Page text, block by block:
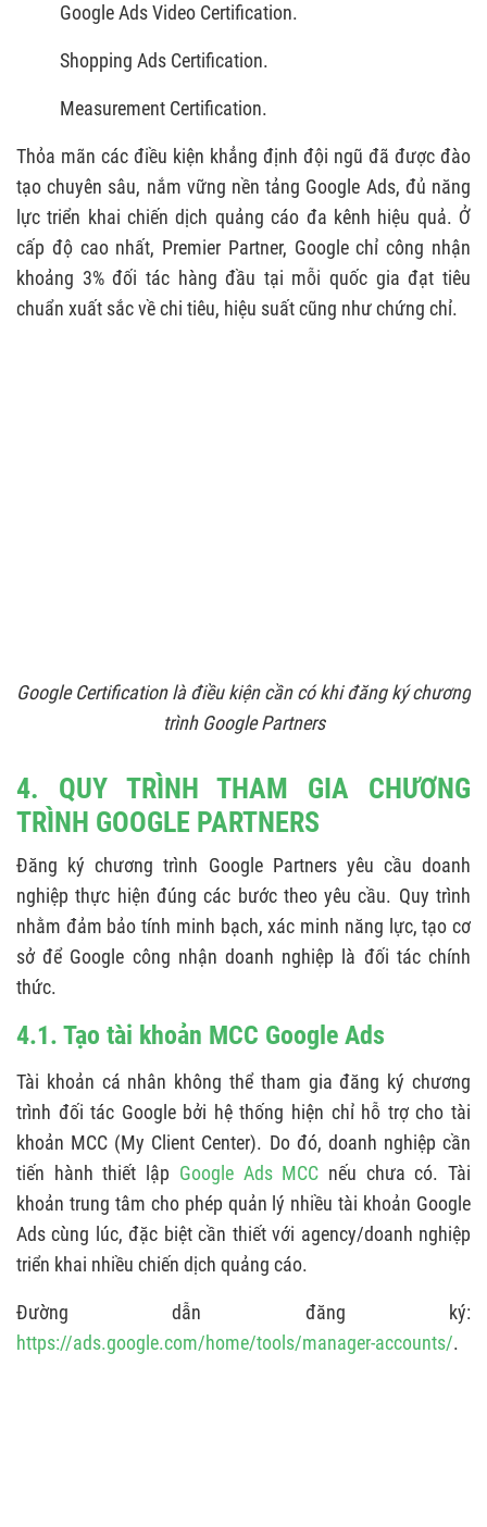
Google Ads Video Certification.
Shopping Ads Certification.
Measurement Certification.
Thỏa mãn các điều kiện khẳng định đội ngũ đã được đào
tạo chuyên sâu, nắm vững nền tảng Google Ads, đủ năng
lực triển khai chiến dịch quảng cáo đa kênh hiệu quả. Ở
cấp độ cao nhất, Premier Partner, Google chỉ công nhận
khoảng 3% đối tác hàng đầu tại mỗi quốc gia đạt tiêu
chuẩn xuất sắc về chi tiêu, hiệu suất cũng như chứng chỉ.
Google Certification là điều kiện cần có khi đăng ký chương
trình Google Partners
4. QUY TRÌNH THAM GIA CHƯƠNG
TRÌNH GOOGLE PARTNERS
Đăng ký chương trình Google Partners yêu cầu doanh
nghiệp thực hiện đúng các bước theo yêu cầu. Quy trình
nhằm đảm bảo tính minh bạch, xác minh năng lực, tạo cơ
sở để Google công nhận doanh nghiệp là đối tác chính
thức.
4.1. Tạo tài khoản MCC Google Ads
Tài khoản cá nhân không thể tham gia đăng ký chương
trình đối tác Google bởi hệ thống hiện chỉ hỗ trợ cho tài
khoản MCC (My Client Center). Do đó, doanh nghiệp cần
tiến hành thiết lập Google Ads MCC nếu chưa có. Tài
khoản trung tâm cho phép quản lý nhiều tài khoản Google
Ads cùng lúc, đặc biệt cần thiết với agency/doanh nghiệp
triển khai nhiều chiến dịch quảng cáo.
Đường dẫn đăng ký:
https://ads.google.com/home/tools/manager-accounts/.